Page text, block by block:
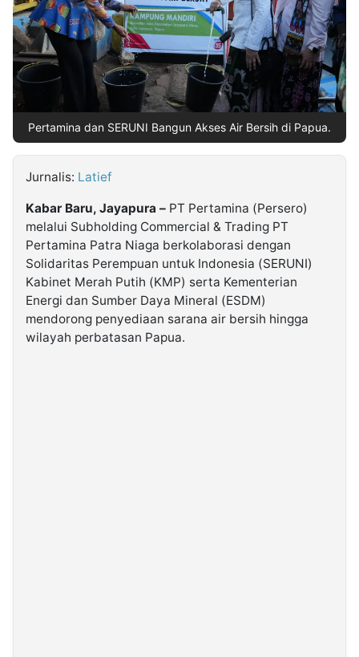
Insight
NTB
Suara
Time
Lens
IDN
Daily
Jogja
Jalan
Rakyat
Idealita
News
Kita
Notice
Radar
Baru
Seedbacklink
Follow
Kabarbaru
Kabarbaru.co
2026
Pertamina dan SERUNI Bangun Akses Air Bersih di Papua.
Jurnalis: Latief
Kabar Baru, Jayapura – PT Pertamina (Persero)
melalui Subholding Commercial & Trading PT
Pertamina Patra Niaga berkolaborasi dengan
Solidaritas Perempuan untuk Indonesia (SERUNI)
Kabinet Merah Putih (KMP) serta Kementerian
Energi dan Sumber Daya Mineral (ESDM)
mendorong penyediaan sarana air bersih hingga
wilayah perbatasan Papua.